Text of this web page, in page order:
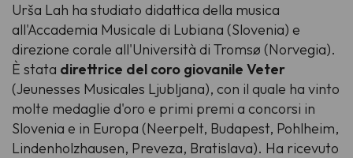
Urša Lah ha studiato didattica della musica
all'Accademia Musicale di Lubiana (Slovenia) e
direzione corale all'Università di Tromsø (Norvegia).
È stata direttrice del coro giovanile Veter
(Jeunesses Musicales Ljubljana), con il quale ha vinto
molte medaglie d'oro e primi premi a concorsi in
Slovenia e in Europa (Neerpelt, Budapest, Pohlheim,
Lindenholzhausen, Preveza, Bratislava). Ha ricevuto